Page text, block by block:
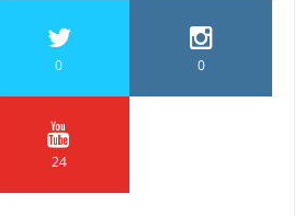
0 0
24